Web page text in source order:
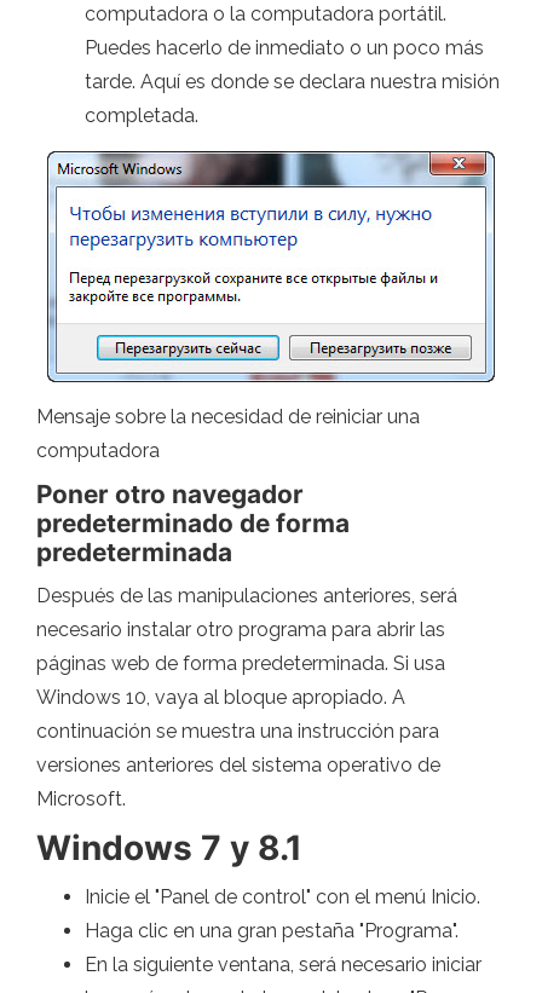
computadora o la computadora portátil.
Puedes hacerlo de inmediato o un poco más
tarde. Aquí es donde se declara nuestra misión
completada.
Mensaje sobre la necesidad de reiniciar una
computadora
Poner otro navegador
predeterminado de forma
predeterminada
Después de las manipulaciones anteriores, será
necesario instalar otro programa para abrir las
páginas web de forma predeterminada. Si usa
Windows 10, vaya al bloque apropiado. A
continuación se muestra una instrucción para
versiones anteriores del sistema operativo de
Microsoft.
Windows 7 y 8.1
Inicie el "Panel de control" con el menú Inicio.
Haga clic en una gran pestaña "Programa".
En la siguiente ventana, será necesario iniciar